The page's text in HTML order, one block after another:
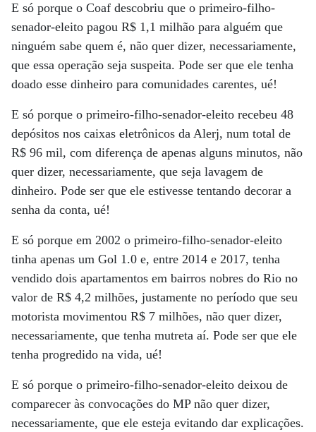
E só porque o Coaf descobriu que o primeiro-filho-
senador-eleito pagou R$ 1,1 milhão para alguém que
ninguém sabe quem é, não quer dizer, necessariamente,
que essa operação seja suspeita. Pode ser que ele tenha
doado esse dinheiro para comunidades carentes, ué!
E só porque o primeiro-filho-senador-eleito recebeu 48
depósitos nos caixas eletrônicos da Alerj, num total de
R$ 96 mil, com diferença de apenas alguns minutos, não
quer dizer, necessariamente, que seja lavagem de
dinheiro. Pode ser que ele estivesse tentando decorar a
senha da conta, ué!
E só porque em 2002 o primeiro-filho-senador-eleito
tinha apenas um Gol 1.0 e, entre 2014 e 2017, tenha
vendido dois apartamentos em bairros nobres do Rio no
valor de R$ 4,2 milhões, justamente no período que seu
motorista movimentou R$ 7 milhões, não quer dizer,
necessariamente, que tenha mutreta aí. Pode ser que ele
tenha progredido na vida, ué!
E só porque o primeiro-filho-senador-eleito deixou de
comparecer às convocações do MP não quer dizer,
necessariamente, que ele esteja evitando dar explicações.